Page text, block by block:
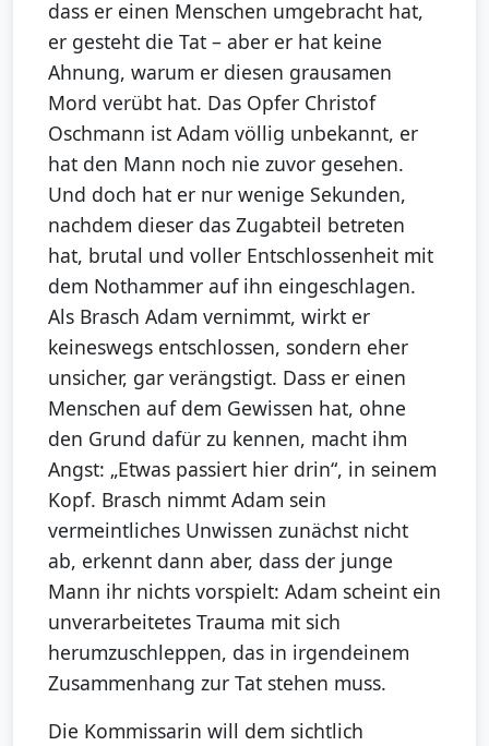
dass er einen Menschen umgebracht hat,
er gesteht die Tat – aber er hat keine
Ahnung, warum er diesen grausamen
Mord verübt hat. Das Opfer Christof
Oschmann ist Adam völlig unbekannt, er
hat den Mann noch nie zuvor gesehen.
Und doch hat er nur wenige Sekunden,
nachdem dieser das Zugabteil betreten
hat, brutal und voller Entschlossenheit mit
dem Nothammer auf ihn eingeschlagen.
Als Brasch Adam vernimmt, wirkt er
keineswegs entschlossen, sondern eher
unsicher, gar verängstigt. Dass er einen
Menschen auf dem Gewissen hat, ohne
den Grund dafür zu kennen, macht ihm
Angst: „Etwas passiert hier drin“, in seinem
Kopf. Brasch nimmt Adam sein
vermeintliches Unwissen zunächst nicht
ab, erkennt dann aber, dass der junge
Mann ihr nichts vorspielt: Adam scheint ein
unverarbeitetes Trauma mit sich
herumzuschleppen, das in irgendeinem
Zusammenhang zur Tat stehen muss.
Die Kommissarin will dem sichtlich